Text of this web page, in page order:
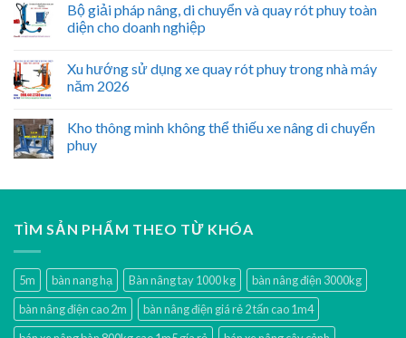
Bộ giải pháp nâng, di chuyển và quay rót phuy toàn
diện cho doanh nghiệp
Xu hướng sử dụng xe quay rót phuy trong nhà máy
năm 2026
Kho thông minh không thể thiếu xe nâng di chuyển
phuy
TÌM SẢN PHẨM THEO TỪ KHÓA
5m bàn nang hạ Bàn nâng tay 1000 kg
bàn nâng điện 3000kg
bàn nâng điện cao 2m
bàn nâng điện giá rẻ 2 tấn cao 1m4